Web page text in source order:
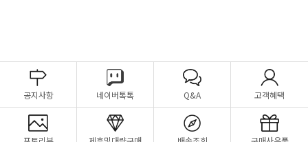
공지사항 네이버톡톡 Q&A 고객혜택